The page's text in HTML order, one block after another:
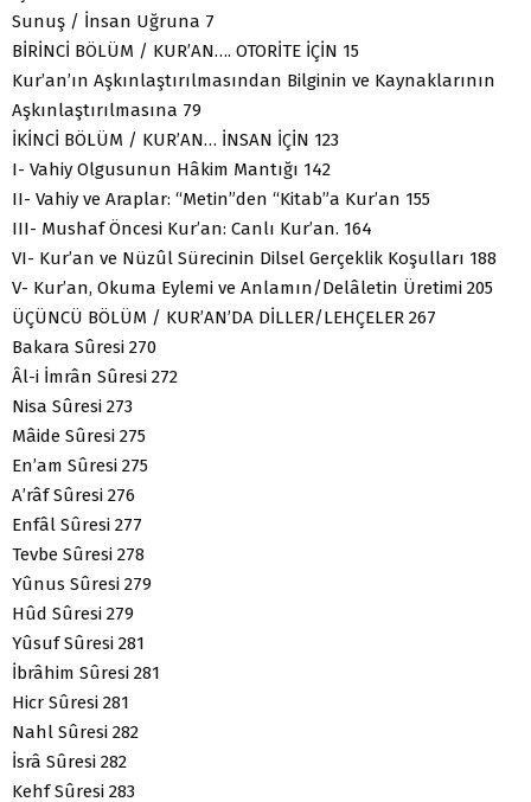
Sunuş / İnsan Uğruna 7
BİRİNCİ BÖLÜM / KUR’AN…. OTORİTE İÇİN 15
Kur’an’ın Aşkınlaştırılmasından Bilginin ve Kaynaklarının
Aşkınlaştırılmasına 79
İKİNCİ BÖLÜM / KUR’AN… İNSAN İÇİN 123
I- Vahiy Olgusunun Hâkim Mantığı 142
II- Vahiy ve Araplar: “Metin”den “Kitab”a Kur’an 155
III- Mushaf Öncesi Kur’an: Canlı Kur’an. 164
VI- Kur’an ve Nüzûl Sürecinin Dilsel Gerçeklik Koşulları 188
V- Kur’an, Okuma Eylemi ve Anlamın/Delâletin Üretimi 205
ÜÇÜNCÜ BÖLÜM / KUR’AN’DA DİLLER/LEHÇELER 267
Bakara Sûresi 270
Âl-i İmrân Sûresi 272
Nisa Sûresi 273
Mâide Sûresi 275
En’am Sûresi 275
A’râf Sûresi 276
Enfâl Sûresi 277
Tevbe Sûresi 278
Yûnus Sûresi 279
Hûd Sûresi 279
Yûsuf Sûresi 281
İbrâhim Sûresi 281
Hicr Sûresi 281
Nahl Sûresi 282
İsrâ Sûresi 282
Kehf Sûresi 283